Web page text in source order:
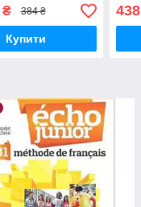
384 ₴
Купити